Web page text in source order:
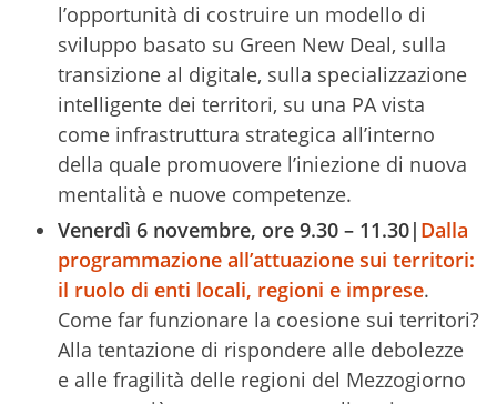
l’opportunità di costruire un modello di
sviluppo basato su Green New Deal, sulla
transizione al digitale, sulla specializzazione
intelligente dei territori, su una PA vista
come infrastruttura strategica all’interno
della quale promuovere l’iniezione di nuova
mentalità e nuove competenze.
Venerdì 6 novembre, ore 9.30 – 11.30| Dalla
programmazione all’attuazione sui territori:
il ruolo di enti locali, regioni e imprese.
Come far funzionare la coesione sui territori?
Alla tentazione di rispondere alle debolezze
e alle fragilità delle regioni del Mezzogiorno